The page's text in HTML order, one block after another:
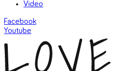
Video
Facebook
Youtube